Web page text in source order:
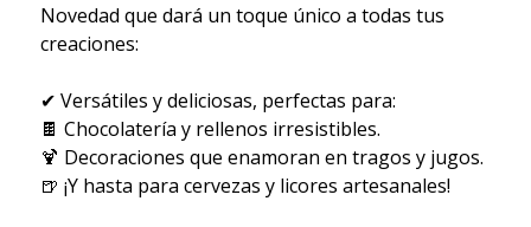
Novedad que dará un toque único a todas tus
creaciones:
✔ Versátiles y deliciosas, perfectas para:
🍫 Chocolatería y rellenos irresistibles.
🍹 Decoraciones que enamoran en tragos y jugos.
🍺 ¡Y hasta para cervezas y licores artesanales!